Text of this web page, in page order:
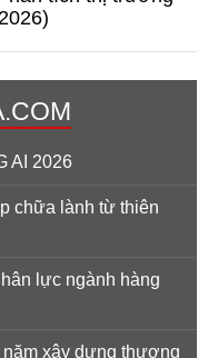
AI 2026
chữa lành từ thiên
lực ngành hàng
năm xây dựng thương